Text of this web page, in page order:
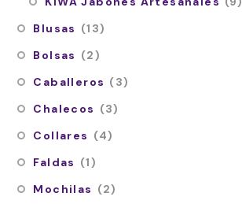
Blusas (13)
Bolsas (2)
Caballeros (3)
Chalecos (3)
Collares (4)
Faldas (1)
Mochilas (2)